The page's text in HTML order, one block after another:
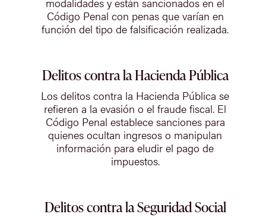
Código Penal con penas que varían en
función del tipo de falsificación realizada.
Delitos contra la Hacienda Pública
Los delitos contra la Hacienda Pública se
refieren a la evasión o el fraude fiscal. El
Código Penal establece sanciones para
quienes ocultan ingresos o manipulan
información para eludir el pago de
impuestos.
Delitos contra la Seguridad Social